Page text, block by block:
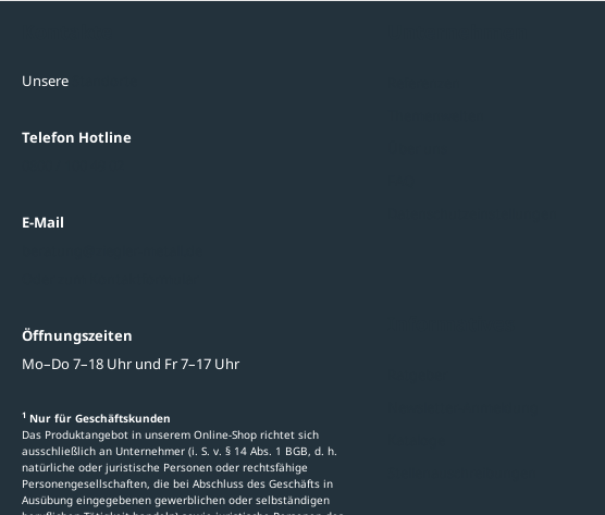
Unsere
Telefon Hotline
E-Mail
Öffnungszeiten
Mo–Do 7–18 Uhr und Fr 7–17 Uhr
1 Nur für Geschäftskunden
Das Produktangebot in unserem Online-Shop richtet sich
ausschließlich an Unternehmer (i. S. v. § 14 Abs. 1 BGB, d. h.
natürliche oder juristische Personen oder rechtsfähige
Personengesellschaften, die bei Abschluss des Geschäfts in
Ausübung eingegebenen gewerblichen oder selbständigen